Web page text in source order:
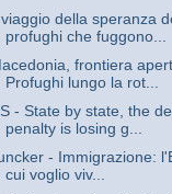
della speranza
profughi che fuggono...
frontiera
Profughi lungo la rot...
- State by state, the
penalty is losing g...
- Immigrazione:
cui voglio viv...